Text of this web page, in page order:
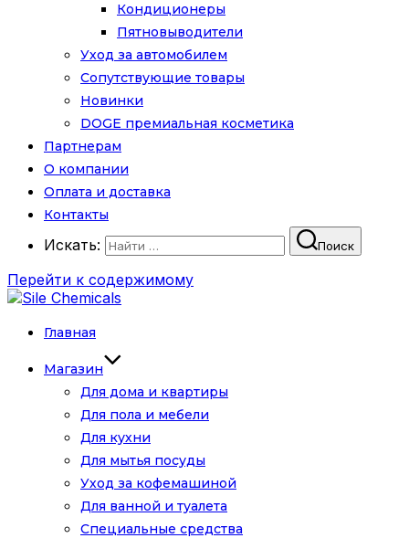
Кондиционеры
Пятновыводители
Уход за автомобилем
Сопутствующие товары
Новинки
DOGE премиальная косметика
Партнерам
О компании
Оплата и доставка
Контакты
Искать: Поиск
Перейти к содержимому
Главная
Магазин
Для дома и квартиры
Для пола и мебели
Для кухни
Для мытья посуды
Уход за кофемашиной
Для ванной и туалета
Специальные средства